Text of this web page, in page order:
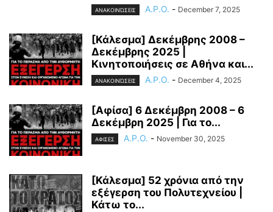
ΑΝΑΚΟΙΝΏΣΕΙΣ A.P.O. - December 7, 2025
[Κάλεσμα] Δεκέμβρης 2008 –
Δεκέμβρης 2025 |
Κινητοποιήσεις σε Αθήνα και...
ΑΝΑΚΟΙΝΏΣΕΙΣ A.P.O. - December 4, 2025
[Αφίσα] 6 Δεκέμβρη 2008 – 6
Δεκέμβρη 2025 | Για το...
ΑΦΙΣΕΣ A.P.O. - November 30, 2025
[Κάλεσμα] 52 χρόνια από την
εξέγερση του Πολυτεχνείου |
Κάτω το...